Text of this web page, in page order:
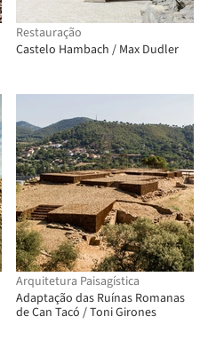
Restauração
Castelo Hambach / Max Dudler
Arquitetura Paisagística
Adaptação das Ruínas Romanas
de Can Tacó / Toni Girones